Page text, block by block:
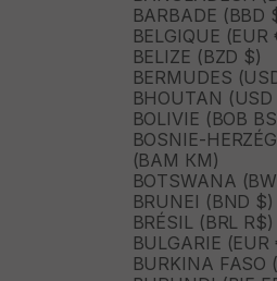
BARBADE (BBD
BELGIQUE (EUR
BELIZE (BZD $)
BERMUDES
BHOUTAN (USD
BOLIVIE (BOB
BOSNIE-
(BAM КМ)
BOTSWANA
BRUNEI (BND $)
BRÉSIL (BRL R$)
BULGARIE (EUR
BURKINA FASO